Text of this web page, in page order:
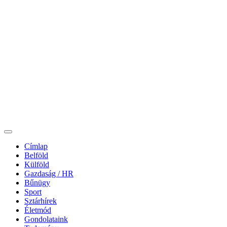
Címlap
Belföld
Külföld
Gazdaság / HR
Bűnügy
Sport
Sztárhírek
Életmód
Gondolataink